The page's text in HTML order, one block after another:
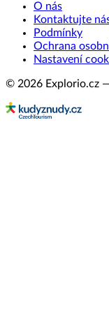
O nás
Kontaktujte
Podmínky
Ochrana
Nastavení
© 2026 Explorio.cz